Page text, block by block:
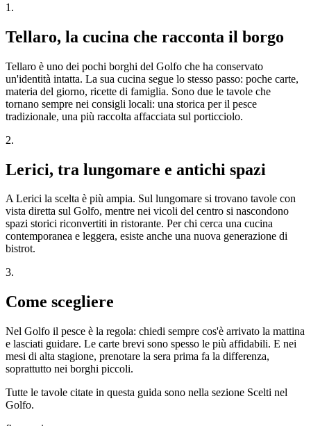
1 .
Tellaro, la cucina che racconta il borgo
Tellaro è uno dei pochi borghi del Golfo che ha conservato
un'identità intatta. La sua cucina segue lo stesso passo: poche carte,
materia del giorno, ricette di famiglia. Sono due le tavole che
tornano sempre nei consigli locali: una storica per il pesce
tradizionale, una più raccolta affacciata sul porticciolo.
2.
Lerici, tra lungomare e antichi spazi
A Lerici la scelta è più ampia. Sul lungomare si trovano tavole con
vista diretta sul Golfo, mentre nei vicoli del centro si nascondono
spazi storici riconvertiti in ristorante. Per chi cerca una cucina
contemporanea e leggera, esiste anche una nuova generazione di
bistrot.
3.
Come scegliere
Nel Golfo il pesce è la regola: chiedi sempre cos'è arrivato la mattina
e lasciati guidare. Le carte brevi sono spesso le più affidabili. E nei
mesi di alta stagione, prenotare la sera prima fa la differenza,
soprattutto nei borghi piccoli.
Tutte le tavole citate in questa guida sono nella sezione Scelti nel
Golfo.